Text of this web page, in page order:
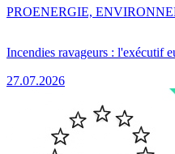
Incendies ravageurs : l'exécutif
27.07.2026
PROENERGIE,